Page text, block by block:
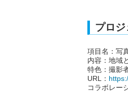
プロ
項目名：写
内容：地域
特色：撮影
URL：
コラボレー